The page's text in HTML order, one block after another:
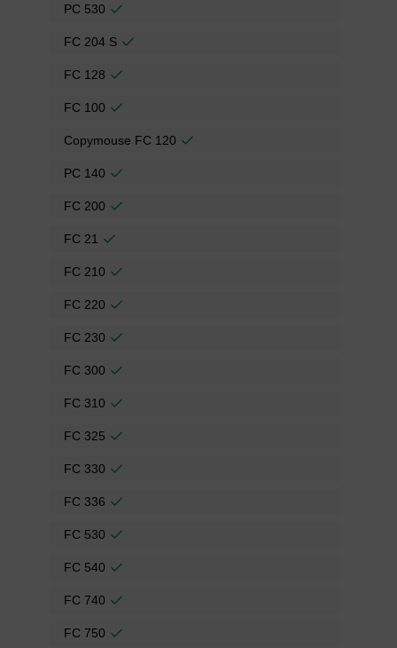
PC 530
FC 204 S
FC 128
FC 100
Copymouse FC 120
PC 140
FC 200
FC 21
FC 210
FC 220
FC 230
FC 300
FC 310
FC 325
FC 330
FC 336
FC 530
FC 540
FC 740
FC 750